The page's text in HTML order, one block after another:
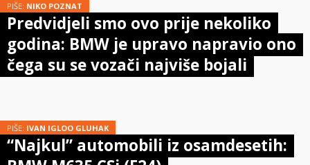
PIŠE: NIKO POZNAT
Predvidjeli smo ovo prije nekoliko
godina: BMW je upravo napravio ono
čega su se vozači najviše bojali
PIŠE: IVAN IGLOO GLUHAK
“Najkul” automobili iz osamdesetih: